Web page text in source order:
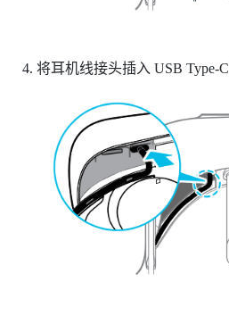
将耳机线接头插入 USB Type-C